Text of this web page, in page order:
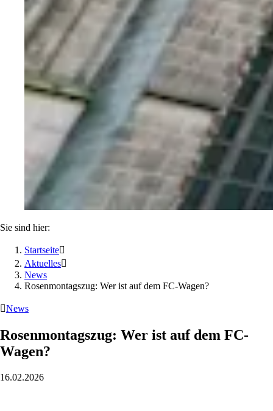
Sie sind hier:
Startseite
Aktuelles
News
Rosenmontagszug: Wer ist auf dem FC-Wagen?
News
Rosenmontagszug: Wer ist auf dem FC-
Wagen?
16.02.2026